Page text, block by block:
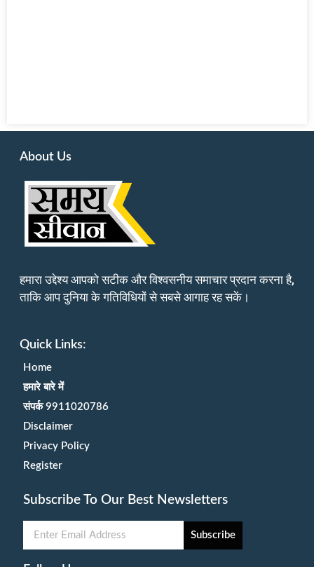
About Us
हमारा उद्देश्य आपको सटीक और विश्वसनीय समाचार प्रदान करना है,
ताकि आप दुनिया के गतिविधियों से सबसे आगाह रह सकें।
Quick Links:
Home
हमारे बारे में
संपर्क 9911020786
Disclaimer
Privacy Policy
Register
Subscribe To Our Best Newsletters
Subscribe